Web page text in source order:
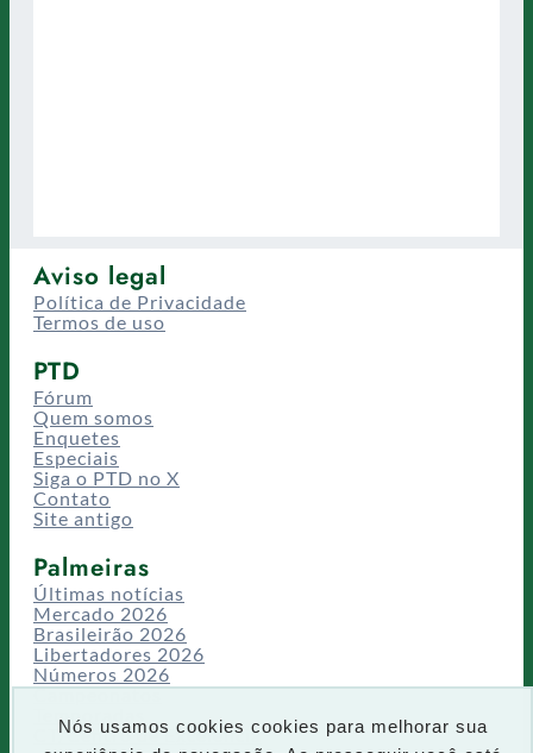
Nós usamos cookies cookies para melhorar sua
Aviso legal
Política de Privacidade
Termos de uso
PTD
Fórum
Quem somos
Enquetes
Especiais
Siga o PTD no X
Contato
Site antigo
Palmeiras
Últimas notícias
Mercado 2026
Brasileirão 2026
Libertadores 2026
Números 2026
Campeonatos
CT/Centro de Excelência